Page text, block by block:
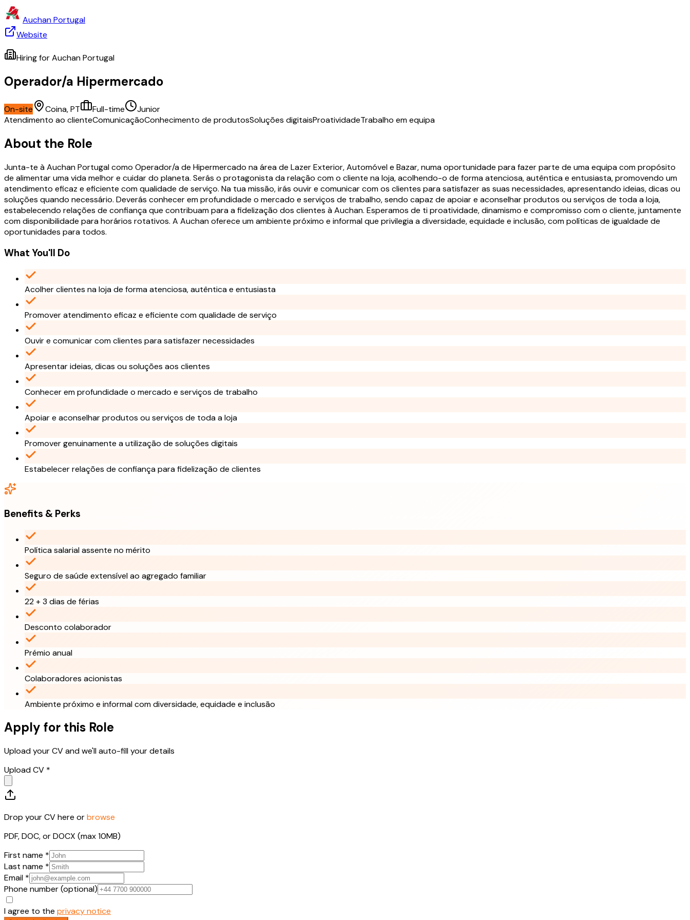
Auchan Portugal
Website
Hiring forAuchan Portugal
Operador/a Hipermercado
On-site Coina, PT Full-time
Junior
Atendimento ao clienteComunicaçãoConhecimento de produtosSoluções digitaisProatividadeTrabalho em equipa
About the Role
Junta-te à Auchan Portugal como Operador/a de Hipermercado na área de Lazer Exterior, Automóvel e Bazar, numa oportunidade para fazer parte de uma equipa com propósito
de alimentar uma vida melhor e cuidar do planeta. Serás o protagonista da relação com o cliente na loja, acolhendo-o de forma atenciosa, autêntica e entusiasta, promovendo um
atendimento eficaz e eficiente com qualidade de serviço. Na tua missão, irás ouvir e comunicar com os clientes para satisfazer as suas necessidades, apresentando ideias, dicas ou
soluções quando necessário. Deverás conhecer em profundidade o mercado e serviços de trabalho, sendo capaz de apoiar e aconselhar produtos ou serviços de toda a loja,
estabelecendo relações de confiança que contribuam para a fidelização dos clientes à Auchan. Esperamos de ti proatividade, dinamismo e compromisso com o cliente, juntamente
com disponibilidade para horários rotativos. A Auchan oferece um ambiente próximo e informal que privilegia a diversidade, equidade e inclusão, com políticas de igualdade de
oportunidades para todos.
What You'll Do
Acolher clientes na loja de forma atenciosa, autêntica e entusiasta
Promover atendimento eficaz e eficiente com qualidade de serviço
Ouvir e comunicar com clientes para satisfazer necessidades
Apresentar ideias, dicas ou soluções aos clientes
Conhecer em profundidade o mercado e serviços de trabalho
Apoiar e aconselhar produtos ou serviços de toda a loja
Promover genuinamente a utilização de soluções digitais
Estabelecer relações de confiança para fidelização de clientes
Benefits & Perks
Política salarial assente no mérito
Seguro de saúde extensível ao agregado familiar
22 + 3 dias de férias
Desconto colaborador
Prémio anual
Colaboradores acionistas
Ambiente próximo e informal com diversidade, equidade e inclusão
Apply for this Role
Upload your CV and we'll auto-fill your details
Upload CV *
Drop your CV here orbrowse
PDF, DOC, or DOCX (max 10MB)
First name *
Last name *
Email *
Phone number (optional)
I agree to the privacy notice